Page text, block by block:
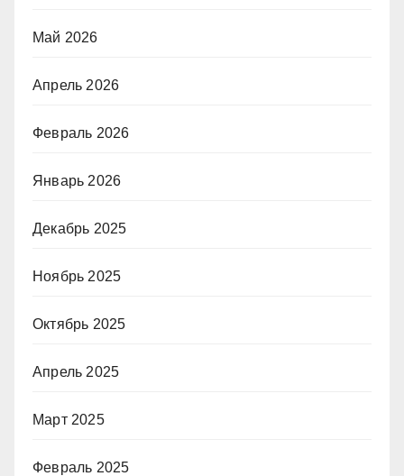
Май 2026
Апрель 2026
Февраль 2026
Январь 2026
Декабрь 2025
Ноябрь 2025
Октябрь 2025
Апрель 2025
Март 2025
Февраль 2025